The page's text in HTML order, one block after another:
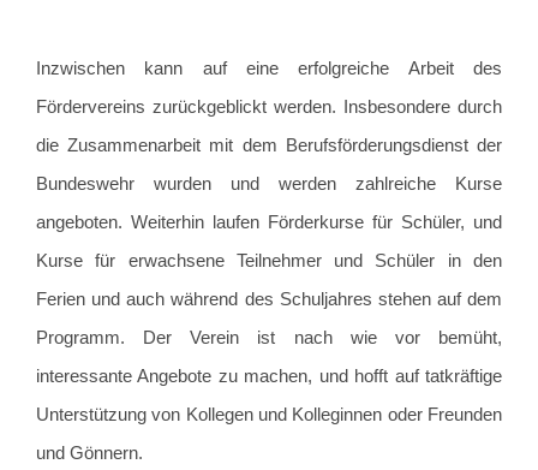
Inzwischen kann auf eine erfolgreiche Arbeit des
Fördervereins zurückgeblickt werden. Insbesondere durch
dieZusammenarbeit mit dem Berufsförderungsdienst der
Bundeswehr wurden und werden zahlreiche Kurse
angeboten. Weiterhin laufen Förderkurse für Schüler, und
Kurse für erwachsene Teilnehmer und Schüler in den
Ferien und auch während des Schuljahres stehen auf dem
Programm. Der Verein ist nach wie vor bemüht,
interessante Angebote zu machen, und hofft auf tatkräftige
Unterstützung von Kollegen und Kolleginnen oder Freunden
und Gönnern.